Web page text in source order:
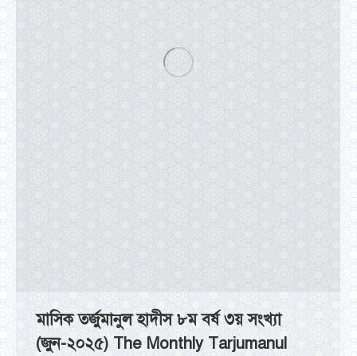
মাসিক তর্জুমানুল হাদীস ৮ম বর্ষ ৩য় সংখ্যা
(জুন-২০২৫) The Monthly Tarjumanul